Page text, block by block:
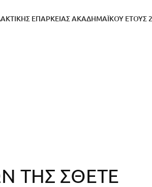
ΕΠΑΡΚΕΙΑΣ ΑΚΑΔΗΜΑΪΚΟΥ ΕΤΟΥΣ
ΤΗΣ ΣΘΕΤΕ